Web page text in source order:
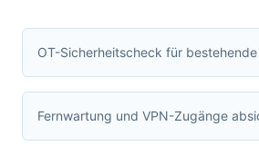
OT-Sicherheitscheck für
Fernwartung und VPN-Zugänge